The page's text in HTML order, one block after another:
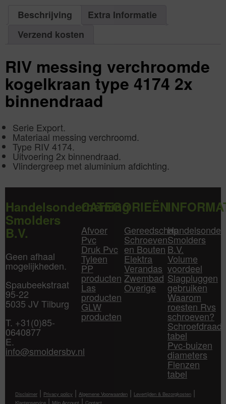
aantal
Beschrijving
Extra Informatie
Verzend kosten
RIV messing verchroomde
kogelkraan type 4174 2x
binnendraad
Serie Export.
Materiaal messing verchroomd.
Type RIV 4174.
Uitvoering 2x binnendraad.
Vlindergreep met aluminium afdichting.
Handelsonderneming
Smolders
B.V.
Geen afhaal
mogelijkheden.
Spaubeekstraat
95-22
5035 JV Tilburg
T. +31(0)85-
0640877
E.
info@smoldersbv.nl
CATEGORIEËN
Afvoer
Pvc
Druk Pvc
Tyleen
PP
producten
Las
producten
GLW
producten
Gereedschap
Schroeven
en Bouten
Elektra
Verandas
Zwembad
Overige
Smolders
B.V.
Volume
voordeel
Slagpluggen
gebruiken
Waarom
roesten Rvs
schroeven?
Schroefdraad
tabel
Pvc-buizen
diameters
Flenzen
tabel
Disclaimer | Privacy policy | Algemene Voorwaarden | Levertijden & Bezorgkosten |
Klantenservice | Mijn Account | Contact